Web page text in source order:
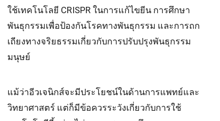
ใช้เทคโนโลยี CRISPR ในการแก้ไขยีน การศึกษา
พันธุกรรมเพื่อป้องกันโรคทางพันธุกรรม และการถก
เถียงทางจริยธรรมเกี่ยวกับการปรับปรุงพันธุกรรม
มนุษย์
แม้ว่าอีวเจนิกส์จะมีประโยชน์ในด้านการแพทย์และ
วิทยาศาสตร์ แต่ก็มีข้อควรระวังเกี่ยวกับการใช้